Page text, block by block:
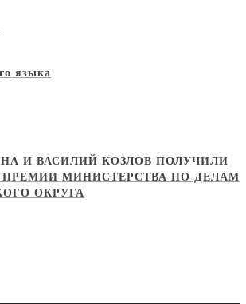
языка
И ВАСИЛИЙ КОЗЛОВ ПОЛУЧИЛИ
ПРЕМИИ МИНИСТЕРСТВА ПО ДЕЛАМ
ОКРУГА